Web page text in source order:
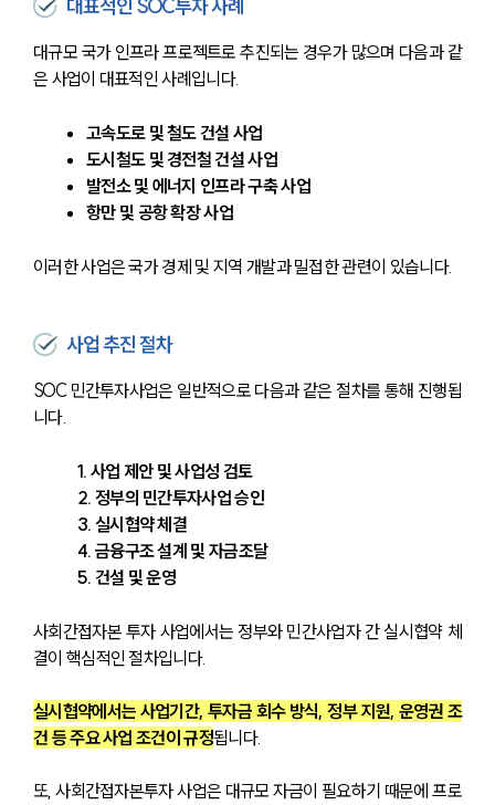
대표적인 SOC투자 사례
대규모 국가 인프라 프로젝트로 추진되는 경우가 많으며 다음과 같
은 사업이 대표적인 사례입니다.
고속도로 및 철도 건설 사업
도시철도 및 경전철 건설 사업
발전소 및 에너지 인프라 구축 사업
항만 및 공항 확장 사업
이러한 사업은 국가 경제 및 지역 개발과 밀접한 관련이 있습니다.
사업 추진 절차
SOC 민간투자사업은 일반적으로 다음과 같은 절차를 통해 진행됩
니다.
1. 사업 제안 및 사업성 검토
2. 정부의 민간투자사업 승인
3. 실시협약 체결
4. 금융구조 설계 및 자금조달
5. 건설 및 운영
사회간접자본 투자 사업에서는 정부와 민간사업자 간 실시협약 체
결이 핵심적인 절차입니다.
실시협약에서는 사업기간, 투자금 회수 방식, 정부 지원, 운영권 조
건 등 주요 사업 조건이 규정됩니다.
또, 사회간접자본투자 사업은 대규모 자금이 필요하기 때문에 프로